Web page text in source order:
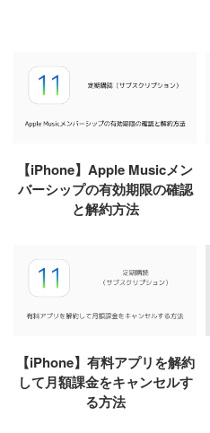
【iPhone】Apple Musicメン
バーシップの有効期限の確認
と解約方法
【iPhone】有料アプリを解約
して月額課金をキャンセルす
る方法